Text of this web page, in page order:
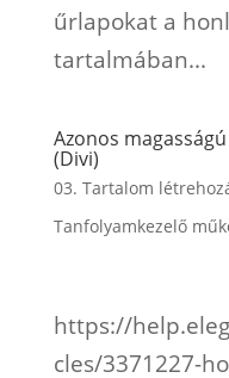
űrlapokat a
tartalmában...
Azonos
(Divi)
03. Tartalom
Tanfolyamkezelő
https://
cles/3371227-